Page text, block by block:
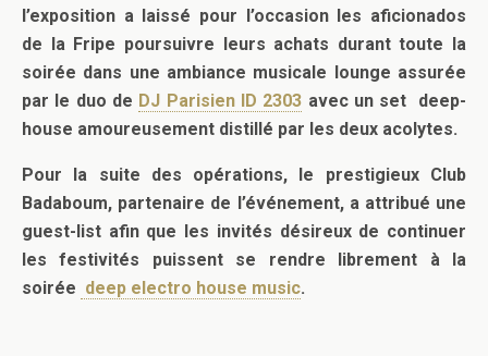
l’exposition a laissé pour l’occasion les aficionados
de la Fripe poursuivre leurs achats durant toute la
soirée dans une ambiance musicale lounge assurée
par le duo de DJ Parisien ID 2303 avec un set deep-
house amoureusement distillé par les deux acolytes.
Pour la suite des opérations, le prestigieux Club
Badaboum, partenaire de l’événement, a attribué une
guest-list afin que les invités désireux de continuer
les festivités puissent se rendre librement à la
soirée deep electro house music.